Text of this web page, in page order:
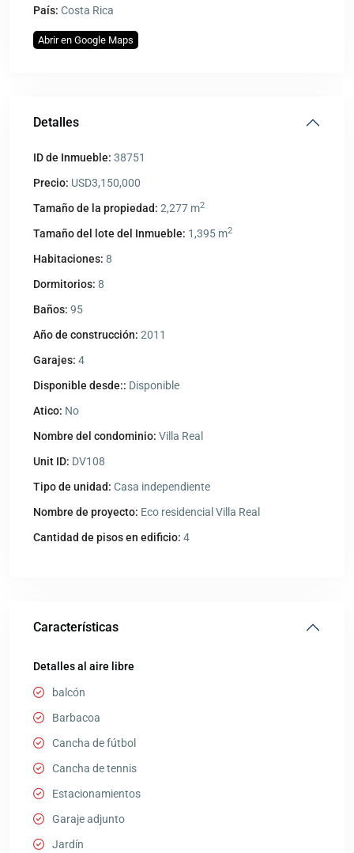
País: Costa Rica
Abrir en Google Maps
Detalles
ID de Inmueble: 38751
Precio: USD3,150,000
Tamaño de la propiedad: 2,277 m2
Tamaño del lote del Inmueble: 1,395 m2
Habitaciones: 8
Dormitorios: 8
Baños: 95
Año de construcción: 2011
Garajes: 4
Disponible desde:: Disponible
Atico: No
Nombre del condominio: Villa Real
Unit ID: DV108
Tipo de unidad: Casa independiente
Nombre de proyecto: Eco residencial Villa Real
Cantidad de pisos en edificio: 4
Características
Detalles al aire libre
balcón
Barbacoa
Cancha de fútbol
Cancha de tennis
Estacionamientos
Garaje adjunto
Jardín